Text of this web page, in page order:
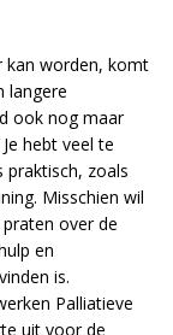
kan worden, komt
langere
ook nog maar
hebt veel te
zoals
Misschien wil
over de
en
is.
Palliatieve
uit voor de